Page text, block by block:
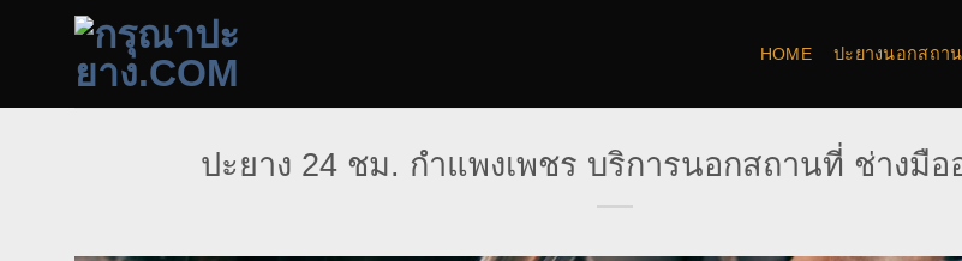
HOME ปะยางนอกสถา
ปะยาง 24 ชม. กำแพงเพชร บริการนอกสถานที่ ช่างมือ